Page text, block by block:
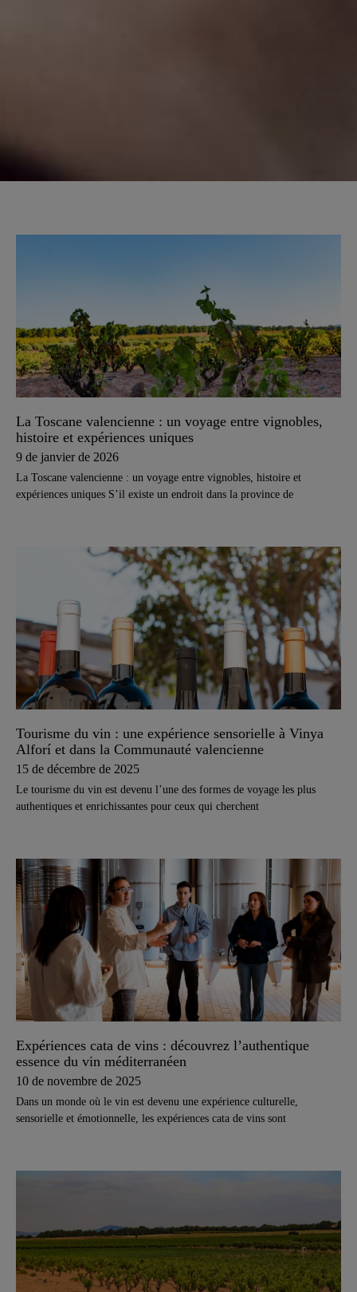
La Toscane valencienne : un voyage entre vignobles,
histoire et expériences uniques
9 de janvier de 2026
La Toscane valencienne : un voyage entre vignobles, histoire et
expériences uniques S’il existe un endroit dans la province de
Tourisme du vin : une expérience sensorielle à Vinya
Alforí et dans la Communauté valencienne
15 de décembre de 2025
Le tourisme du vin est devenu l’une des formes de voyage les plus
authentiques et enrichissantes pour ceux qui cherchent
Expériences cata de vins : découvrez l’authentique
essence du vin méditerranéen
10 de novembre de 2025
Dans un monde où le vin est devenu une expérience culturelle,
sensorielle et émotionnelle, les expériences cata de vins sont